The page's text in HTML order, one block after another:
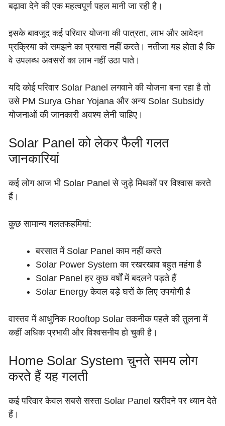
बढ़ावा देने की एक महत्वपूर्ण पहल मानी जा रही है।
इसके बावजूद कई परिवार योजना की पात्रता, लाभ और आवेदन
प्रक्रिया को समझने का प्रयास नहीं करते। नतीजा यह होता है कि
वे उपलब्ध अवसरों का लाभ नहीं उठा पाते।
यदि कोई परिवार Solar Panel लगवाने की योजना बना रहा है तो
उसे PM Surya Ghar Yojana और अन्य Solar Subsidy
योजनाओं की जानकारी अवश्य लेनी चाहिए।
Solar Panel को लेकर फैली गलत
जानकारियां
कई लोग आज भी Solar Panel से जुड़े मिथकों पर विश्वास करते
हैं।
कुछ सामान्य गलतफहमियां:
बरसात में Solar Panel काम नहीं करते
Solar Power System का रखरखाव बहुत महंगा है
Solar Panel हर कुछ वर्षों में बदलने पड़ते हैं
Solar Energy केवल बड़े घरों के लिए उपयोगी है
वास्तव में आधुनिक Rooftop Solar तकनीक पहले की तुलना में
कहीं अधिक प्रभावी और विश्वसनीय हो चुकी है।
Home Solar System चुनते समय लोग
करते हैं यह गलती
कई परिवार केवल सबसे सस्ता Solar Panel खरीदने पर ध्यान देते
हैं।